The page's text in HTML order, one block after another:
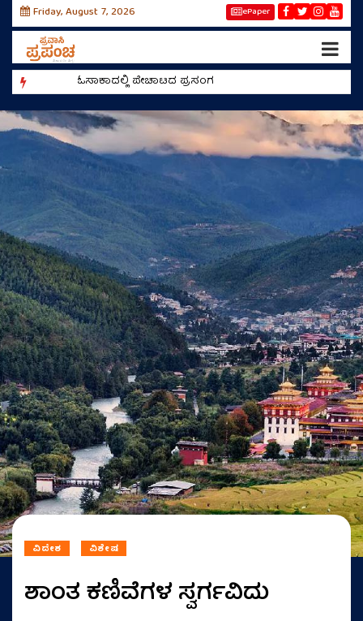
Friday, August 7, 2026 ePaper
ಓಸಾಕಾದಲ್ಲಿ ಪೇಚಾಟದ ಪ್ರಸಂಗ
ವಿದೇಶ ವಿಶೇಷ
ಶಾಂತ ಕಣಿವೆಗಳ ಸ್ವರ್ಗವಿದು